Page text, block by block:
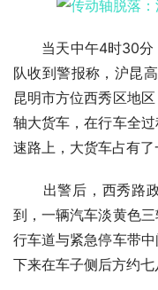
当天中午4时30分
队收到警报称，沪昆
昆明市方位西秀区地
轴大货车，在行车全
速路上，大货车占有了
出警后，西秀路政
到，一辆汽车淡黄色
行车道与紧急停车带
下来在车子侧后方约七